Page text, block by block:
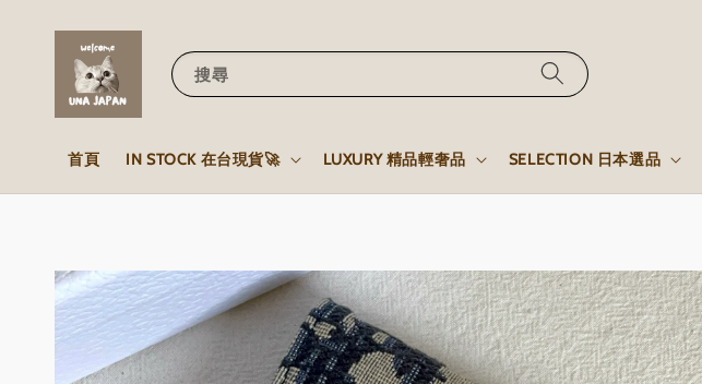
搜尋
首頁 IN STOCK 在台現貨🚀 LUXURY 精品輕奢品 SELECTION 日本選品